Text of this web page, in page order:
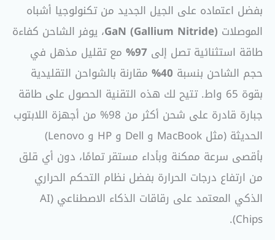
بفضل اعتماده على الجيل الجديد من تكنولوجيا أشباه
الموصلات GaN (Gallium Nitride)، يوفر الشاحن كفاءة
طاقة استثنائية تصل إلى 97%
مع تقليل مذهل في
حجم الشاحن بنسبة 40%
مقارنة بالشواحن التقليدية
بقوة 65 واط. تتيح لك هذه التقنية الحصول على طاقة
جبارة قادرة على شحن أكثر من 98% من أجهزة اللابتوب
الحديثة (مثل MacBook و Dell و HP و Lenovo)
بأقصى سرعة ممكنة وبأداء مستقر تمامًا، دون أي قلق
من ارتفاع درجات الحرارة بفضل نظام التحكم الحراري
الذكي المعتمد على رقاقات الذكاء الاصطناعي (AI
Chips).